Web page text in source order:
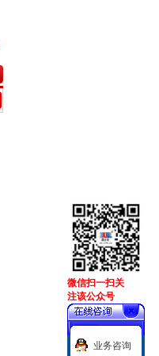
微信扫一扫关
注该公众号
业务咨询